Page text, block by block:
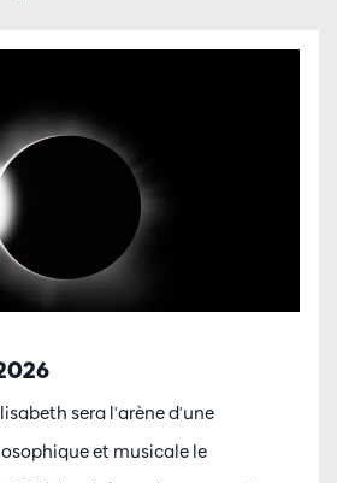
sera l'arène d'une
et musicale le